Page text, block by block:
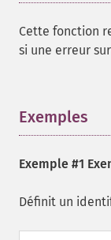
Cette fonction
si une erreur
Exemples
Exemple #1
Définit un